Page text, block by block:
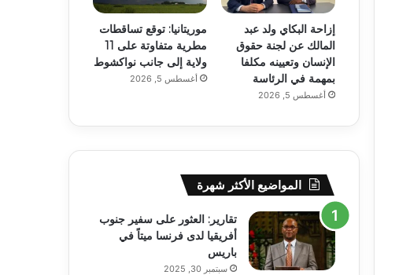
إزاحة البكاي ولد عبد
المالك عن لجنة حقوق
الإنسان وتعيينه مكلفا
بمهمة في الرئاسة
أغسطس 5, 2026
موريتانيا: توقع تساقطات
مطرية متفاوتة على 11
ولاية إلى جانب نواكشوط
أغسطس 5, 2026
المواضيع الأكثر شهرة
تقارير: العثور على سفير جنوب
أفريقيا لدى فرنسا ميتاً في
باريس
سبتمبر 30, 2025